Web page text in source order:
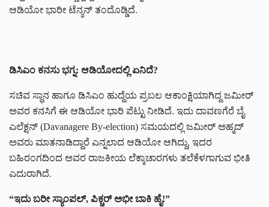
ಆಡಿಯೋ ಭಾರೀ ಟೆನ್ಶನ್ ತಂದೊಡ್ಡಿದೆ.
ಡಿಸಿಎಂ ಕನಸು ಭಗ್ನ: ಆಡಿಯೋದಲ್ಲಿ ಏನಿದೆ?
ಸಚಿವ ಸ್ಥಾನ ಹಾಗೂ ಡಿಸಿಎಂ ಹುದ್ದೆಯ ಪ್ರಬಲ ಆಕಾಂಕ್ಷಿಯಾಗಿದ್ದ ಜಮೀರ್
ಅವರ ಕನಸಿಗೆ ಈ ಆಡಿಯೋ ಭಾರಿ ಪೆಟ್ಟು ನೀಡಿದೆ. ಇದು ದಾವಣಗೆರೆ ಬೈ
ಎಲೆಕ್ಷನ್ (Davanagere By-election) ಸಮಯದಲ್ಲಿ ಜಮೀರ್ ಅಹ್ಮದ್
ಅವರು ಮಾತನಾಡಿದ್ದಾರೆ ಎನ್ನಲಾದ ಆಡಿಯೋ ಆಗಿದ್ದು, ಇದರ
ಬಹಿರಂಗದಿಂದ ಅವರ ರಾಜಕೀಯ ಲೆಕ್ಕಾಚಾರಗಳು ತಲೆಕೆಳಗಾಗುವ ಭೀತಿ
ಎದುರಾಗಿದೆ.
“ಇದು ಬರೀ ಸ್ಯಾಂಪಲ್, ಪಿಕ್ಚರ್ ಅಭೀ ಬಾಕಿ ಹೈ!”